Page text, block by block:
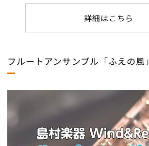
詳細はこちら
フルートアンサンブル「ふえの風」